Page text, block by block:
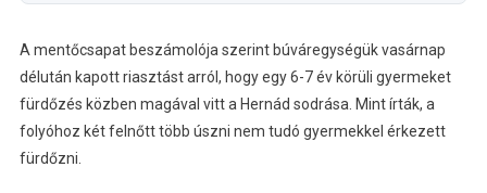
A mentőcsapat beszámolója szerint búváregységük vasárnap
délután kapott riasztást arról, hogy egy 6-7 év körüli gyermeket
fürdőzés közben magával vitt a Hernád sodrása. Mint írták, a
folyóhoz két felnőtt több úszni nem tudó gyermekkel érkezett
fürdőzni.